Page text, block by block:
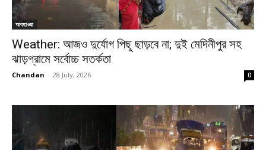
আবহাওয়া
Weather: আজও দুর্যোগ পিছু ছাড়বে না; দুই মেদিনীপুর সহ
ঝাড়গ্রামে সর্বোচ্চ সতর্কতা
Chandan - 28 July, 2026 0